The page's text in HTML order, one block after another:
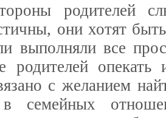
родителей
они хотят
выполняли все
родителей опекать
с желанием
в семейных